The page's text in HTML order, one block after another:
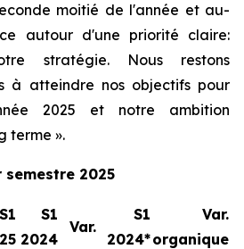
moitié de l'année et au-
autour d'une priorité claire:
stratégie. Nous restons
à atteindre nos objectifs pour
2025 et notre ambition
terme ».
semestre 2025
S1
S1
2024
Var.
S1
2024*
Var.
organique